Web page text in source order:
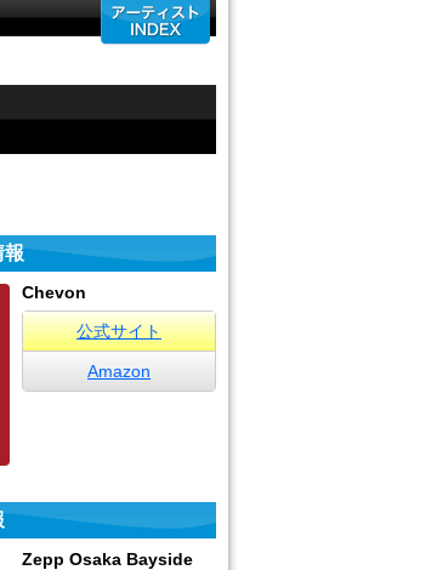
報
Chevon
公式サイト
Amazon
Zepp Osaka Bayside